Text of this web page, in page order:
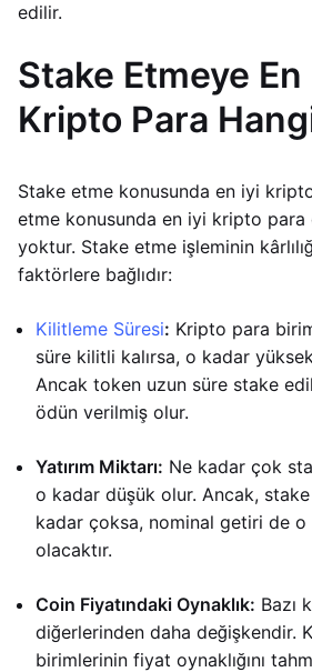
edilir.
Stake Etmeye
Kripto Para
Stake etme konusunda en iyi
etme konusunda en iyi kripto para
yoktur. Stake etme işleminin
faktörlere bağlıdır:
Kilitleme Süresi: Kripto para
süre kilitli kalırsa, o kadar
Ancak token uzun süre stake
ödün verilmiş olur.
Yatırım Miktarı: Ne kadar çok
o kadar düşük olur. Ancak,
kadar çoksa, nominal getiri de
olacaktır.
Coin Fiyatındaki Oynaklık: Bazı
diğerlerinden daha değişkendir.
birimlerinin fiyat oynaklığını